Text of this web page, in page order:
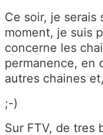
Ce soir, je serais
moment, je suis
concerne les
permanence, en
autres chaines
;-)
Sur FTV, de tres